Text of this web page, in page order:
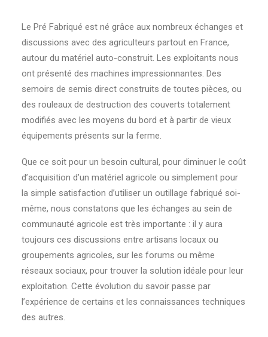
Le Pré Fabriqué est né grâce aux nombreux échanges et
discussions avec des agriculteurs partout en France,
autour du matériel auto-construit. Les exploitants nous
ont présenté des machines impressionnantes. Des
semoirs de semis direct construits de toutes pièces, ou
des rouleaux de destruction des couverts totalement
modifiés avec les moyens du bord et à partir de vieux
équipements présents sur la ferme.
Que ce soit pour un besoin cultural, pour diminuer le coût
d’acquisition d’un matériel agricole ou simplement pour
la simple satisfaction d’utiliser un outillage fabriqué soi-
même, nous constatons que les échanges au sein de
communauté agricole est très importante : il y aura
toujours ces discussions entre artisans locaux ou
groupements agricoles, sur les forums ou même
réseaux sociaux, pour trouver la solution idéale pour leur
exploitation. Cette évolution du savoir passe par
l’expérience de certains et les connaissances techniques
des autres.